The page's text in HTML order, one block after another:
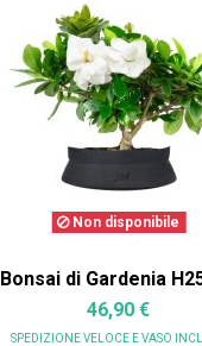
Non disponibile
Bonsai di Gardenia
46,90 €
SPEDIZIONE VELOCE E VASO